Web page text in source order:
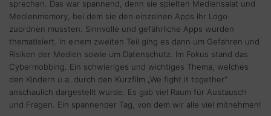
sprechen. Das war spannend, denn sie spielten Mediensalat und
Medienmemory, bei dem sie den einzelnen Apps ihr Logo
zuordnen mussten. Sinnvolle und gefährliche Apps wurden
thematisiert. In einem zweiten Teil ging es dann um Gefahren und
Risiken der Medien sowie um Datenschutz. Im Fokus stand das
Cybermobbing. Ein schwieriges und wichtiges Thema, welches
den Kindern u.a. durch den Kurzfilm „We fight it together“
anschaulich dargestellt wurde. Es gab viel Raum für Austausch
und Fragen. Ein spannender Tag, von dem wir alle viel mitnehmen!